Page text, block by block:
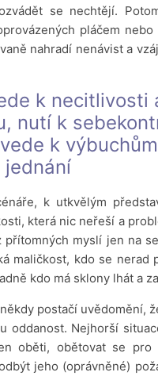
se nechtějí.
pláčem nebo
nahradí nenávist a
k necitlivosti
nutí k
k
jednání
k utkvělým
která nic neřeší a
myslí jen na
maličkost, kdo se nerad
kdo má sklony lhát a
postačí uvědomění,
oddanost. Nejhorší
oběti, obětovat se pro
jeho (oprávněné)